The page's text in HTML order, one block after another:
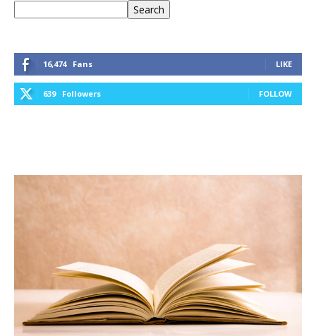
Search
16,474 Fans LIKE
639 Followers FOLLOW